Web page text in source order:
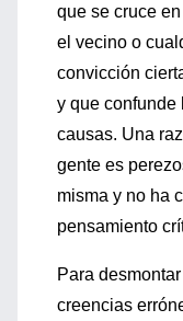
que se cruce
el vecino o
convicción
y que confunde
causas. Una
gente es
misma y no ha
pensamiento
Para
creencias